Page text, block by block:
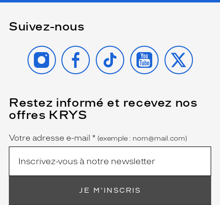
Suivez-nous
INSTAGRAMFACEBOOK
TIKTOK YOUTUBE
X
Restez informé et recevez nos
offres KRYS
Name
Votre adresse e-mail *
(Ce
champ
est
(exemple : nom@mail.com)
JE M'INSCRIS